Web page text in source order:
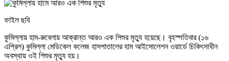
ফাইল ছবি
কুমিল্লায় হাম-রুবেলায় আক্রান্ত আরও এক শিশুর মৃত্যু হয়েছে। বৃহস্পতিবার (১৬
এপ্রিল) কুমিল্লা মেডিকেল কলেজ হাসপাতালের হাম আইসোলেশন ওয়ার্ডে চিকিৎসাধীন
অবস্থায় ওই শিশুর মৃত্যু হয়।